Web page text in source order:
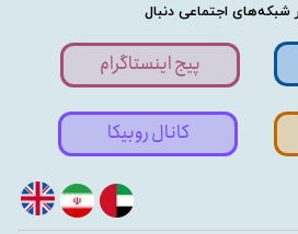
شبکه‌های اجتماعی دنبال
پیج اینستاگرام
کانال روبیکا